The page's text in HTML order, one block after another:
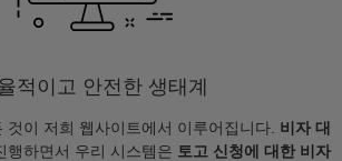
적이고 안전한 생태계
것이 저희 웹사이트에서 이루어집니다. 비자 대
행하면서 우리 시스템은 토고 신청에 대한 비자